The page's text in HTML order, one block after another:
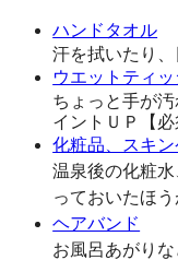
ハンドタオル
汗を拭いたり、
ウエットティッ
ちょっと手が
イントＵＰ【必
化粧品、スキン
温泉後の化粧
っておいたほう
ヘアバンド
お風呂あがりな